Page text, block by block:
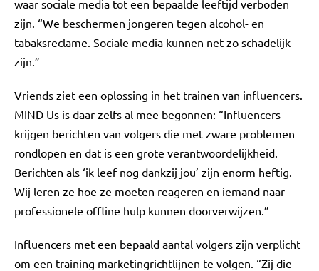
waar sociale media tot een bepaalde leeftijd verboden
zijn. “We beschermen jongeren tegen alcohol- en
tabaksreclame. Sociale media kunnen net zo schadelijk
zijn.”
Vriends ziet een oplossing in het trainen van influencers.
MIND Us is daar zelfs al mee begonnen: “Influencers
krijgen berichten van volgers die met zware problemen
rondlopen en dat is een grote verantwoordelijkheid.
Berichten als ‘ik leef nog dankzij jou’ zijn enorm heftig.
Wij leren ze hoe ze moeten reageren en iemand naar
professionele offline hulp kunnen doorverwijzen.”
Influencers met een bepaald aantal volgers zijn verplicht
om een training marketingrichtlijnen te volgen. “Zij die